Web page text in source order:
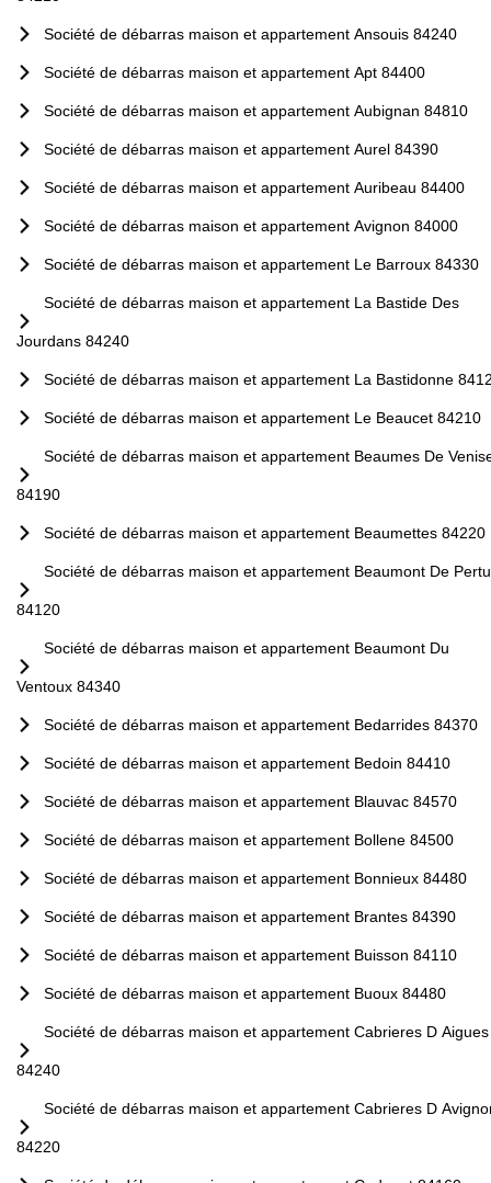
Société de débarras maison et appartement Ansouis 84240
Société de débarras maison et appartement Apt 84400
Société de débarras maison et appartement Aubignan 84810
Société de débarras maison et appartement Aurel 84390
Société de débarras maison et appartement Auribeau 84400
Société de débarras maison et appartement Avignon 84000
Société de débarras maison et appartement Le Barroux 84330
Société de débarras maison et appartement La Bastide Des
Jourdans 84240
Société de débarras maison et appartement La Bastidonne
Société de débarras maison et appartement Le Beaucet 84210
Société de débarras maison et appartement Beaumes De
84190
Société de débarras maison et appartement Beaumettes 84220
Société de débarras maison et appartement Beaumont De
84120
Société de débarras maison et appartement Beaumont Du
Ventoux 84340
Société de débarras maison et appartement Bedarrides 84370
Société de débarras maison et appartement Bedoin 84410
Société de débarras maison et appartement Blauvac 84570
Société de débarras maison et appartement Bollene 84500
Société de débarras maison et appartement Bonnieux 84480
Société de débarras maison et appartement Brantes 84390
Société de débarras maison et appartement Buisson 84110
Société de débarras maison et appartement Buoux 84480
Société de débarras maison et appartement Cabrieres D Aigues
84240
Société de débarras maison et appartement Cabrieres D
84220